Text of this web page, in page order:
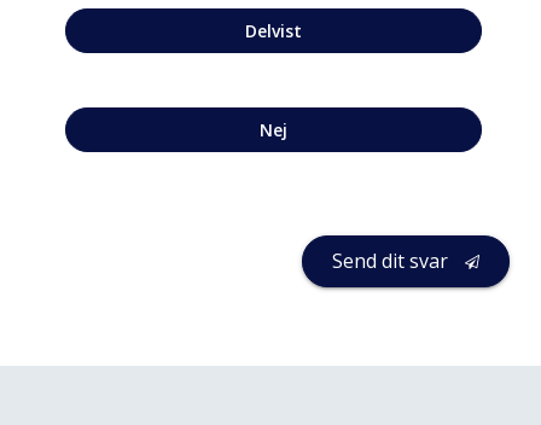
Delvist
Nej
Send dit svar